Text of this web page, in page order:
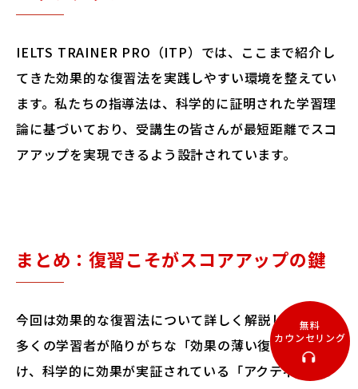
IELTS TRAINER PRO（ITP）では、ここまで紹介し
てきた効果的な復習法を実践しやすい環境を整えてい
ます。私たちの指導法は、科学的に証明された学習理
論に基づいており、受講生の皆さんが最短距離でスコ
アアップを実現できるよう設計されています。
まとめ：復習こそがスコアアップの鍵
今回は効果的な復習法について詳しく解説しました。
多くの学習者が陥りがちな「効果の薄い復習法」を避
け、科学的に効果が実証されている「アクティブ・リ
無料
カウンセリング